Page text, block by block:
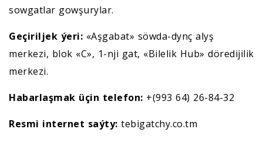
sowgatlar gowşurylar.
Geçiriljek ýeri: «Aşgabat» söwda-dynç alyş
merkezi, blok «C», 1-nji gat, «Bilelik Hub» döredijilik
merkezi.
Habarlaşmak üçin telefon: +(993 64) 26-84-32
Resmi internet saýty: tebigatchy.co.tm